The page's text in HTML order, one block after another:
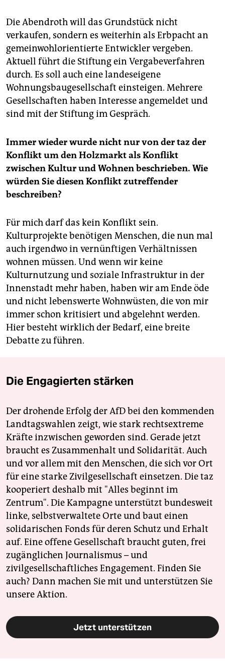
Die Abendroth will das Grundstück nicht
verkaufen, sondern es weiterhin als Erbpacht an
gemeinwohlorientierte Entwickler vergeben.
Aktuell führt die Stiftung ein Vergabeverfahren
durch. Es soll auch eine landeseigene
Wohnungsbaugesellschaft einsteigen. Mehrere
Gesellschaften haben Interesse angemeldet und
sind mit der Stiftung im Gespräch.
Immer wieder wurde nicht nur von der taz der
Konflikt um den Holzmarkt als Konflikt
zwischen Kultur und Wohnen beschrieben. Wie
würden Sie diesen Konflikt zutreffender
beschreiben?
Für mich darf das kein Konflikt sein.
Kulturprojekte benötigen Menschen, die nun mal
auch irgendwo in vernünftigen Verhältnissen
wohnen müssen. Und wenn wir keine
Kulturnutzung und soziale Infrastruktur in der
Innenstadt mehr haben, haben wir am Ende öde
und nicht lebenswerte Wohnwüsten, die von mir
immer schon kritisiert und abgelehnt werden.
Hier besteht wirklich der Bedarf, eine breite
Debatte zu führen.
Die Engagierten stärken
Der drohende Erfolg der AfD bei den kommenden
Landtagswahlen zeigt, wie stark rechtsextreme
Kräfte inzwischen geworden sind. Gerade jetzt
braucht es Zusammenhalt und Solidarität. Auch
und vor allem mit den Menschen, die sich vor Ort
für eine starke Zivilgesellschaft einsetzen. Die taz
kooperiert deshalb mit "Alles beginnt im
Zentrum". Die Kampagne unterstützt bundesweit
linke, selbstverwaltete Orte und baut einen
solidarischen Fonds für deren Schutz und Erhalt
auf. Eine offene Gesellschaft braucht guten, frei
zugänglichen Journalismus – und
zivilgesellschaftliches Engagement. Finden Sie
auch? Dann machen Sie mit und unterstützen Sie
unsere Aktion.
Jetzt unterstützen